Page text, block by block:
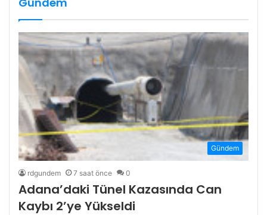
Gündem
rdgundem 7 saat önce 0
Adana’daki Tünel Kazasında Can
Kaybı 2’ye Yükseldi